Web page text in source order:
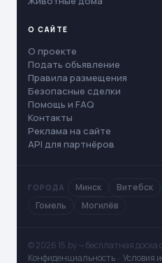
О САЙТЕ
О проекте
Подать объявление
Правила размещения
Безопасные сделки
Помощь и FAQ
Контакты
Реклама на сайте
API для партнёров
ГОРОДА Минск Витебск
Гомель
Могилёв
© 2026 15.by — бесплатная доска
Конфиденциальность · Условия